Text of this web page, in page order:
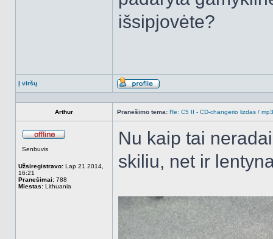
išsipjovėte?
Į viršų
Aprašymas
Arthur Pranešimo tema: Re: C5 II - CD-changerio lizdas /
Senbuvis
Užsiregistravo: Lap 21 2014,
16:21
Pranešimai: 788
Miestas: Lithuania
Nu kaip tai
skiliu, net ir